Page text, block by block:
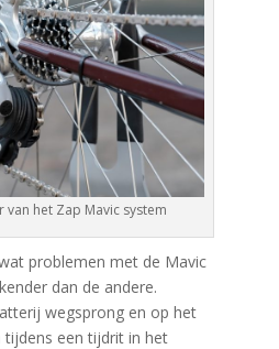
het Zap Mavic system
problemen met de Mavic
dan de andere.
wegsprong en op het
een tijdrit in het